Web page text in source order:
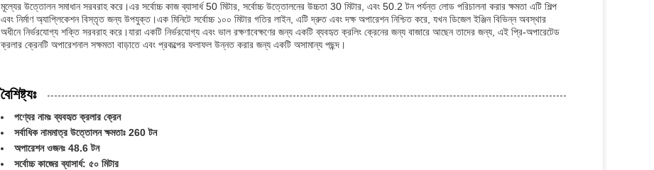
মূল্যের উত্তোলন সমাধান সরবরাহ করে।এর সর্বোচ্চ কাজ ব্যাসার্ধ 50 মিটার, সর্বোচ্চ উত্তোলনের উচ্চতা 30 মিটার, এবং 50.2 টন পর্যন্ত লোড পরিচালনা করার ক্ষমতা এটি শিল্প
এবং নির্মাণ অ্যাপ্লিকেশন বিস্তৃত জন্য উপযুক্ত।এক মিনিটে সর্বোচ্চ ১০০ মিটার গতির লাইন, এটি দ্রুত এবং দক্ষ অপারেশন নিশ্চিত করে, যখন ডিজেল ইঞ্জিন বিভিন্ন অবস্থার
অধীনে নির্ভরযোগ্য শক্তি সরবরাহ করে।যারা একটি নির্ভরযোগ্য এবং ভাল রক্ষণাবেক্ষণের জন্য একটি ব্যবহৃত ক্রলিং ক্রেনের জন্য বাজারে আছেন তাদের জন্য, এই প্রি-অপারেটেড
ক্রলার ক্রেনটি অপারেশনাল সক্ষমতা বাড়াতে এবং প্রকল্পের ফলাফল উন্নত করার জন্য একটি অসামান্য পছন্দ।
বৈশিষ্ট্যঃ
পণ্যের নামঃ ব্যবহৃত ক্রলার ক্রেন
সর্বাধিক নামমাত্র উত্তোলন ক্ষমতাঃ 260 টন
অপারেশন ওজনঃ 48.6 টন
সর্বোচ্চ কাজের ব্যাসার্ধ: ৫০ মিটার